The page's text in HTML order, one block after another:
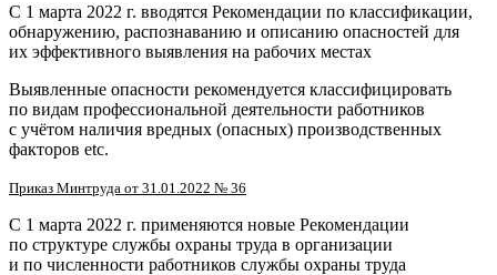
С 1 марта 2022 г. вводятся Рекомендации по классификации,
обнаружению, распознаванию и описанию опасностей для
их эффективного выявления на рабочих местах
Выявленные опасности рекомендуется классифицировать
по видам профессиональной деятельности работников
с учётом наличия вредных (опасных) производственных
факторов etc.
Приказ Минтруда от 31.01.2022 № 36
С 1 марта 2022 г. применяются новые Рекомендации
по структуре службы охраны труда в организации
и по численности работников службы охраны труда